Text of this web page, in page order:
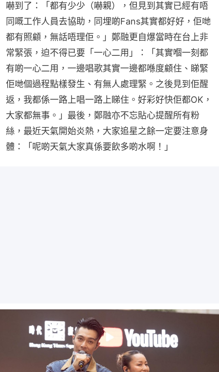
嚇到了：「都有少少（嚇親），但見到其實已經有唔
同嘅工作人員去協助，同埋啲Fans其實都好好，佢哋
都有照顧，無話唔理佢。」鄭融更自爆當時在台上非
常緊張，迫不得已要「一心二用」：「其實嗰一刻都
有啲一心二用，一邊唱歌其實一邊都喺度顧住、睇緊
佢哋個過程點樣發生、有無人處理緊。之後見到佢醒
返，我都係一路上唱一路上睇住。好彩好快佢都OK，
大家都無事。」最後，鄭融亦不忘貼心提醒所有粉
絲，最近天氣開始炎熱，大家追星之餘一定要注意身
體：「呢啲天氣大家真係要飲多啲水啊！」